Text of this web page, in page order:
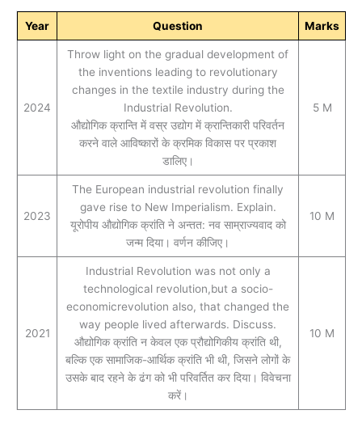
Year Question Marks
2024
Throw light on the gradual development of
the inventions leading to revolutionary
changes in the textile industry during the
Industrial Revolution.
औद्योगिक क्रान्ति में वस्र उद्योग में क्रान्तिकारी परिवर्तन
करने वाले आविष्कारों के क्रमिक विकास पर प्रकाश
डालिए।
5 M
2023
The European industrial revolution finally
gave rise to New Imperialism. Explain.
यूरोपीय औद्योगिक क्रांति ने अन्तत: नव साम्राज्यवाद को
जन्म दिया। वर्णन कीजिए।
10 M
2021
Industrial Revolution was not only a
technological revolution,but a socio-
economicrevolution also, that changed the
way people lived afterwards. Discuss.
औद्योगिक क्रांति न केवल एक प्रौद्योगिकीय क्रांति थी,
बल्कि एक सामाजिक-आर्थिक क्रांति भी थी, जिसने लोगों के
उसके बाद रहने के ढंग को भी परिवर्तित कर दिया। विवेचना
करें।
10 M